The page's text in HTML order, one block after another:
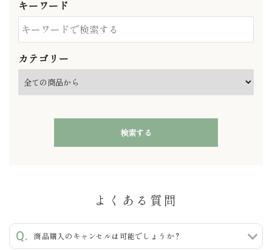
キーワード
カテゴリー
検索する
よくある質問
商品購入のキャンセルは可能でしょうか？